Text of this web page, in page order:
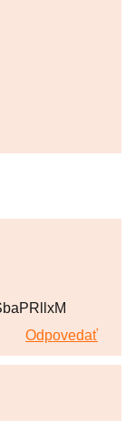
Odpovedať